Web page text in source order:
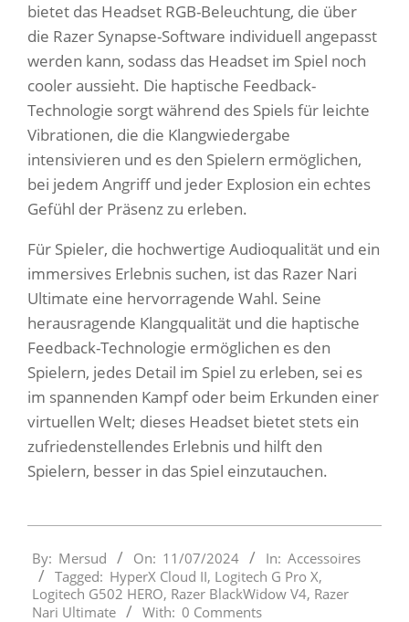
bietet das Headset RGB-Beleuchtung, die über
die Razer Synapse-Software individuell angepasst
werden kann, sodass das Headset im Spiel noch
cooler aussieht. Die haptische Feedback-
Technologie sorgt während des Spiels für leichte
Vibrationen, die die Klangwiedergabe
intensivieren und es den Spielern ermöglichen,
bei jedem Angriff und jeder Explosion ein echtes
Gefühl der Präsenz zu erleben.
Für Spieler, die hochwertige Audioqualität und ein
immersives Erlebnis suchen, ist das Razer Nari
Ultimate eine hervorragende Wahl. Seine
herausragende Klangqualität und die haptische
Feedback-Technologie ermöglichen es den
Spielern, jedes Detail im Spiel zu erleben, sei es
im spannenden Kampf oder beim Erkunden einer
virtuellen Welt; dieses Headset bietet stets ein
zufriedenstellendes Erlebnis und hilft den
Spielern, besser in das Spiel einzutauchen.
07-
11
By: Mersud On: 11/07/2024 In: Accessoires
Tagged: HyperX Cloud II, Logitech G Pro X,
Logitech G502 HERO, Razer BlackWidow V4, Razer
Nari Ultimate
With: 0 Comments